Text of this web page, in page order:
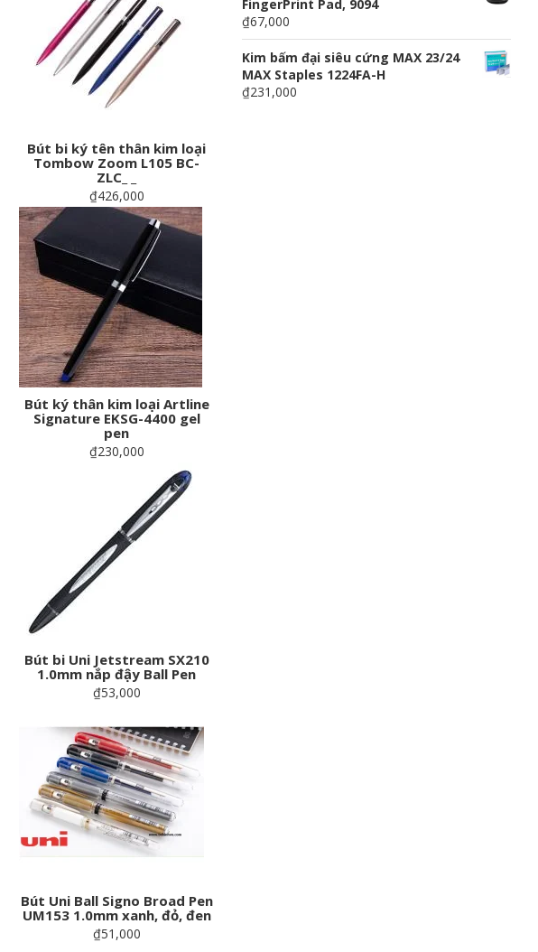
Bút bi ký tên thân kim loại
Tombow Zoom L105 BC-
ZLC_ _
₫426,000
Bút ký thân kim loại Artline
Signature EKSG-4400 gel
pen
₫230,000
Bút bi Uni Jetstream SX210
1.0mm nắp đậy Ball Pen
₫53,000
Bút Uni Ball Signo Broad Pen
UM153 1.0mm xanh, đỏ, đen
₫51,000
FingerPrint Pad, 9094
₫67,000
Kim bấm đại siêu cứng MAX 23/24
MAX Staples 1224FA-H
₫231,000